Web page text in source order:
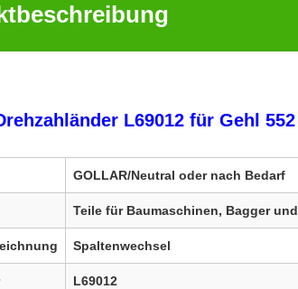
L69012 für Gehl
GOLLAR/Neutral oder nach Bedarf
Teile für Baumaschinen, Bagger
Spaltenwechsel
L69012